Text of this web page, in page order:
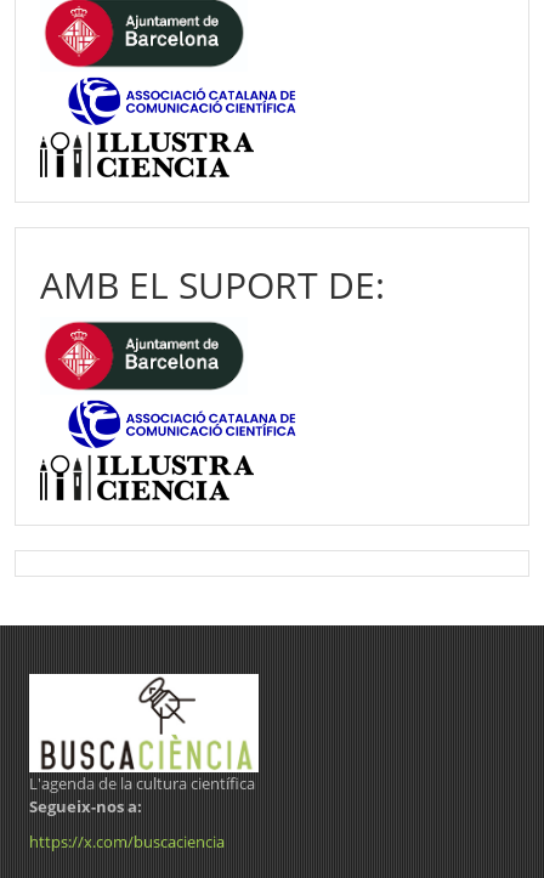
AMB EL SUPORT DE:
L'agenda de la cultura científica
Segueix-nos a:
https://x.com/buscaciencia